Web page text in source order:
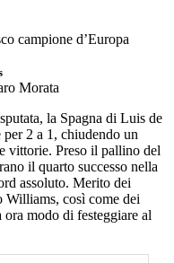
Morata
la Spagna di Luis de
2 a 1, chiudendo un
vittorie. Preso il pallino del
il quarto successo nella
assoluto. Merito dei
Williams, così come dei
ora modo di festeggiare al